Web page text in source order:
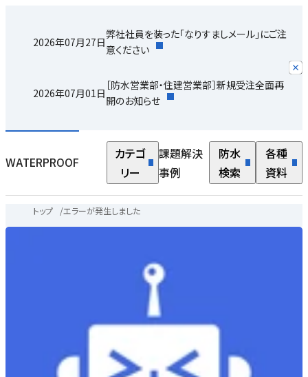
2026年07月27日
弊社社員を装った「なりすましメール」にご注
意ください
2026年07月01日
［防水営業部・住建営業部］新規受注全面再
開のお知らせ
WATERPROOF
カテゴ
リー
課題解決
事例
防水
検索
各種
資料
トップ /エラーが発生しました